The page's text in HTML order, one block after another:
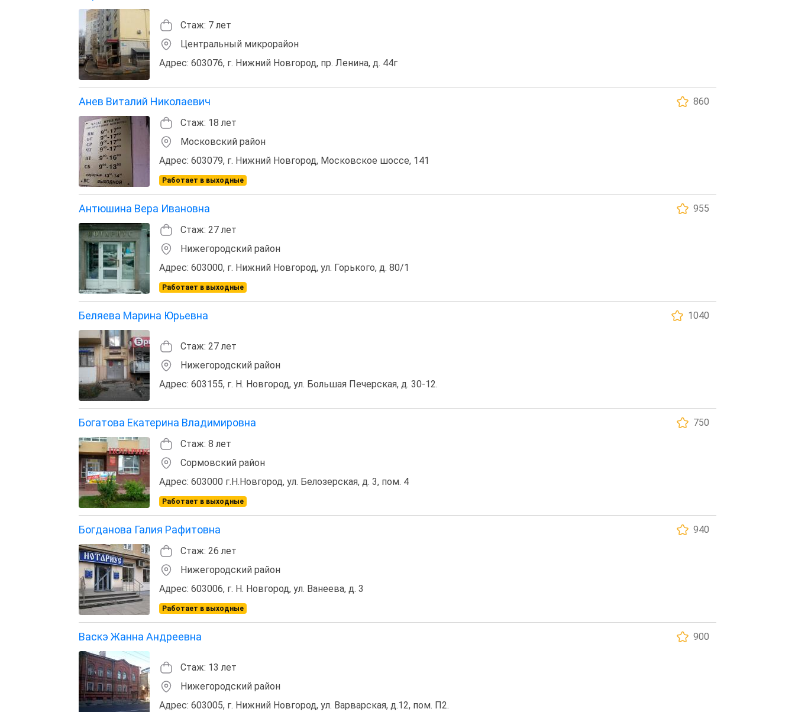
Стаж: 7 лет
Центральный микрорайон
Адрес: 603076, г. Нижний Новгород, пр. Ленина, д. 44г
Анев Виталий Николаевич
860
Стаж: 18 лет
Московский район
Адрес: 603079, г. Нижний Новгород, Московское шоссе, 141
Работает в выходные
Антюшина Вера Ивановна
955
Стаж: 27 лет
Нижегородский район
Адрес: 603000, г. Нижний Новгород, ул. Горького, д. 80/1
Работает в выходные
Беляева Марина Юрьевна 1040
Стаж: 27 лет
Нижегородский район
Адрес: 603155, г. Н. Новгород, ул. Большая Печерская, д. 30-12.
Богатова Екатерина Владимировна
750
Стаж: 8 лет
Сормовский район
Адрес: 603000 г.Н.Новгород, ул. Белозерская, д. 3, пом. 4
Работает в выходные
Богданова Галия Рафитовна
940
Стаж: 26 лет
Нижегородский район
Адрес: 603006, г. Н. Новгород, ул. Ванеева, д. 3
Работает в выходные
Васкэ Жанна Андреевна 900
Стаж: 13 лет
Нижегородский район
Адрес: 603005, г. Нижний Новгород, ул. Варварская, д.12, пом. П2.